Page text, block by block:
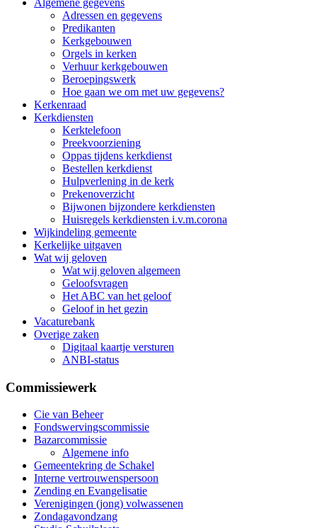
Adressen en gegevens
Predikanten
Kerkgebouwen
Orgels in kerken
Verhuur kerkgebouwen
Beroepingswerk
Hoe gaan we om met uw gegevens?
Kerkenraad
Kerkdiensten
Kerktelefoon
Preekvoorziening
Oppas tijdens kerkdienst
Bestellen kerkdienst
Hulpverlening in de kerk
Prekenoverzicht
Bijwonen bijzondere kerkdiensten
Huisregels kerkdiensten i.v.m.corona
Wijkindeling gemeente
Kerkelijke uitgaven
Wat wij geloven
Wat wij geloven algemeen
Geloofsvragen
Het ABC van het geloof
Geloof in het gezin
Vacaturebank
Overige zaken
Digitaal kaartje versturen
ANBI-status
Commissiewerk
Cie van Beheer
Fondswervingscommissie
Bazarcommissie
Algemene info
Gemeentekring de Schakel
Interne vertrouwenspersoon
Zending en Evangelisatie
Verenigingen (jong) volwassenen
Zondagavondzang